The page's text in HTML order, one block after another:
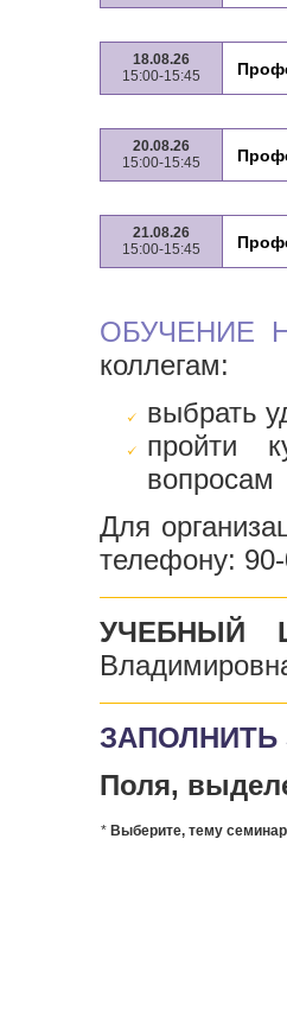
18.08.26
15:00-15:45
20.08.26
15:00-15:45
21.08.26
15:00-15:45
ОБУЧЕНИЕ
коллегам:
выбрать
пройти
вопросам
Для
телефону:
УЧЕБНЫЙ
ЗАПОЛНИТЬ
Поля,
* Выберите, тему